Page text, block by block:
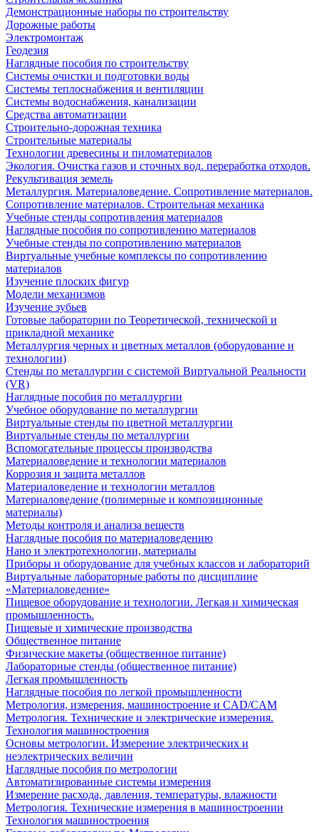
Демонстрационные наборы по строительству
Дорожные работы
Электромонтаж
Геодезия
Наглядные пособия по строительству
Системы очистки и подготовки воды
Системы теплоснабжения и вентиляции
Системы водоснабжения, канализации
Средства автоматизации
Строительно-дорожная техника
Строительные материалы
Технологии древесины и пиломатериалов
Экология. Очистка газов и сточных вод. переработка отходов.
Рекультивация земель
Металлургия. Материаловедение. Сопротивление материалов.
Сопротивление материалов. Строительная механика
Учебные стенды сопротивления материалов
Наглядные пособия по сопротивлению материалов
Учебные стенды по сопротивлению материалов
Виртуальные учебные комплексы по сопротивлению
материалов
Изучение плоских фигур
Модели механизмов
Изучение зубьев
Готовые лаборатории по Теоретической, технической и
прикладной механике
Металлургия черных и цветных металлов (оборудование и
технологии)
Cтенды по металлургии с системой Виртуальной Реальности
(VR)
Наглядные пособия по металлургии
Учебное оборудование по металлургии
Виртуальные стенды по цветной металлургии
Виртуальные стенды по металлургии
Вспомогательные процессы производства
Материаловедение и технологии материалов
Коррозия и защита металлов
Материаловедение и технологии металлов
Материаловедение (полимерные и композиционные
материалы)
Методы контроля и анализа веществ
Наглядные пособия по материаловедению
Нано и электротехнологии, материалы
Приборы и оборудование для учебных классов и лабораторий
Виртуальные лабораторные работы по дисциплине
«Материаловедение»
Пищевое оборудование и технологии. Легкая и химическая
промышленность.
Пищевые и химические производства
Общественное питание
Физические макеты (общественное питание)
Лабораторные стенды (общественное питание)
Легкая промышленность
Наглядные пособия по легкой промышленности
Метрология, измерения, машиностроение и CAD/CAM
Метрология. Технические и электрические измерения.
Технология машиностроения
Основы метрологии. Измерение электрических и
неэлектрических величин
Наглядные пособия по метрологии
Автоматизированные системы измерения
Измерение расхода, давления, температуры, влажности
Метрология. Технические измерения в машиностроении
Технология машиностроения